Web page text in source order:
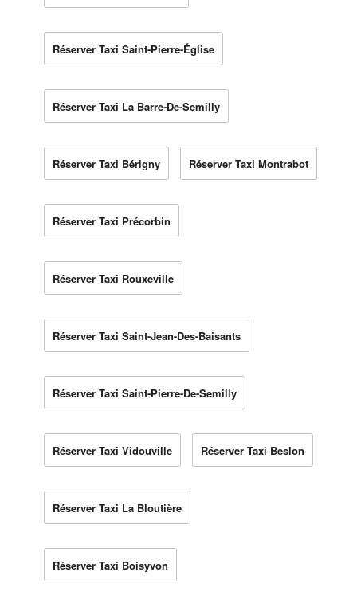
Réserver Taxi Saint-Pierre-Église
Réserver Taxi La Barre-De-Semilly
Réserver Taxi Bérigny Réserver Taxi Montrabot
Réserver Taxi Précorbin
Réserver Taxi Rouxeville
Réserver Taxi Saint-Jean-Des-Baisants
Réserver Taxi Saint-Pierre-De-Semilly
Réserver Taxi Vidouville Réserver Taxi Beslon
Réserver Taxi La Bloutière
Réserver Taxi Boisyvon